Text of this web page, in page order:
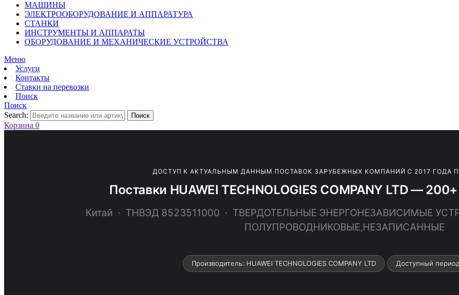
МАШИНЫ
ЭЛЕКТРООБОРУДОВАНИЕ И АППАРАТУРА
СТАНКИ
ИНСТРУМЕНТЫ И АППАРАТЫ
ОБОРУДОВАНИЕ И МЕХАНИЧЕСКИЕ УСТРОЙСТВА
Меню
Услуги
Контакты
Ставки на перевозки
Поиск
Поиск
Search:
Поиск
Корзина 0
ДОСТУП К АКТУАЛЬНЫМ ДАННЫМ ПОСТАВОК ЗАРУБЕЖНЫХ КОМПАНИЙ С 2017 ГОДА
Поставки HUAWEI TECHNOLOGIES COMPANY LTD —
Китай · ТНВЭД 8523511000 · ТВЕРДОТЕЛЬНЫЕ ЭНЕРГОНЕЗАВИСИМЫЕ
ПОЛУПРОВОДНИКОВЫЕ,НЕЗАПИСАННЫЕ
Производитель: HUAWEI TECHNOLOGIES COMPANY LTD Доступный